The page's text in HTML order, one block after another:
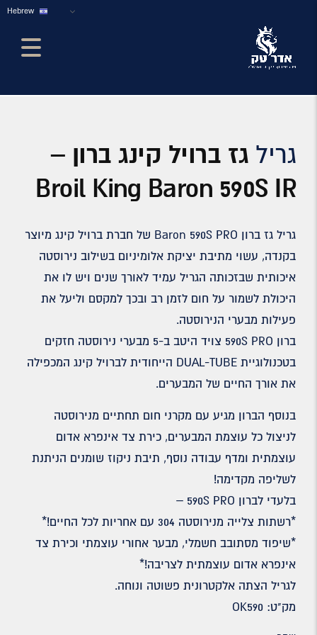
גריל גז ברויל קינג ברון –
Broil King Baron 590S IR
גריל גז ברון Baron 590S PRO של חברת ברויל קינג מיוצר
בקנדה, עשוי מתיבת יציקת אלומיניום בשילוב נירוסטה
איכותית שבזכותה הגריל עמיד לאורך שנים ויש לו את
היכולת לשמור על חום לזמן רב ובכך למקסם וליעל את
פעילות מבערי הנירוסטה.
ברון 590S PRO צויד היטב ב-5 מבערי נירוסטה חזקים
בטכנולוגיית DUAL-TUBE הייחודית לברויל קינג המכפילה
את אורך החיים של המבערים.
בנוסף הברון מגיע עם מקרני חום תחתיים מנירוסטה
לניצול כל עוצמת המבערים, כירת צד אינפרא אדום
עוצמתית ומדף עבודה נוסף, תיבת ניקוז שומנים הניתנת
לשליפה מקדימה!
בלעדי לברון 590S PRO –
*רשתות צלייה מנירוסטה 304 עם אחריות לכל החיים!*
*שיפוד מסתובב חשמלי, מבער אחורי עוצמתי וכירת צד
אינפרא אדום עוצמתית לצריבה!*
לגריל הצתה אלקטרונית פשוטה ונוחה.
מק"ט: OK590